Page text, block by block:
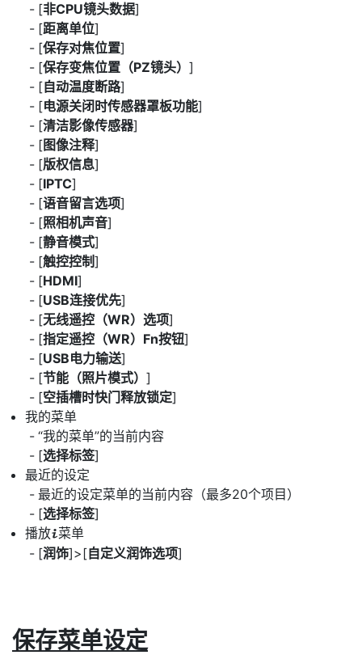
[非CPU镜头数据]
[距离单位]
[保存对焦位置]
[保存变焦位置（PZ镜头） ]
[自动温度断路]
[电源关闭时传感器罩板功能]
[清洁影像传感器]
[图像注释]
[版权信息]
[IPTC]
[语音留言选项]
[照相机声音]
[静音模式]
[触控控制]
[HDMI]
[USB连接优先]
[无线遥控（WR）选项]
[指定遥控（WR）Fn按钮]
[USB电力输送]
[节能（照片模式） ]
[空插槽时快门释放锁定]
我的菜单
“我的菜单”的当前内容
[选择标签]
最近的设定
最近的设定菜单的当前内容（最多20个项目）
[选择标签]
播放i菜单
[润饰]>[自定义润饰选项]
保存菜单设定